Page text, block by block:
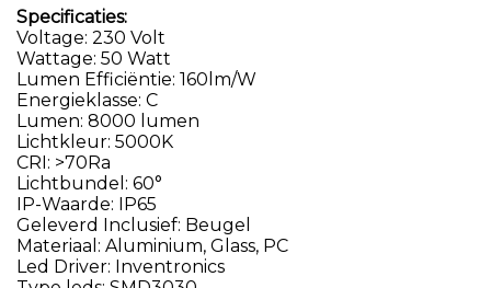
Specificaties:
Voltage: 230 Volt
Wattage: 50 Watt
Lumen Efficiëntie: 160lm/W
Energieklasse: C
Lumen: 8000 lumen
Lichtkleur: 5000K
CRI: >70Ra
Lichtbundel: 60°
IP-Waarde: IP65
Geleverd Inclusief: Beugel
Materiaal: Aluminium, Glass, PC
Led Driver: Inventronics